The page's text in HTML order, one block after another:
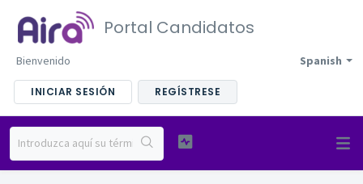
Portal Candidatos
Spanish
Bienvenido
INICIAR SESIÓN REGÍSTRESE